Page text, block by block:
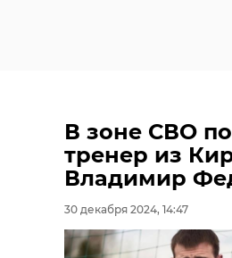
В зоне СВО
тренер из
Владимир
30 декабря 2024, 14:47